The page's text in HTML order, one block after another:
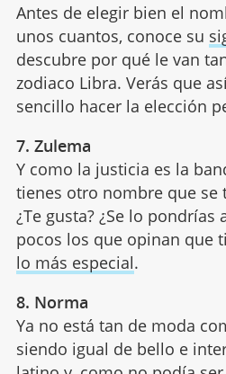
Antes de elegir bien el
unos cuantos, conoce su
descubre por qué le van
zodiaco Libra. Verás que
sencillo hacer la elección
7. Zulema
Y como la justicia es la
tienes otro nombre que se
¿Te gusta? ¿Se lo pondrías
pocos los que opinan que
lo más especial.
8. Norma
Ya no está tan de moda
siendo igual de bello e